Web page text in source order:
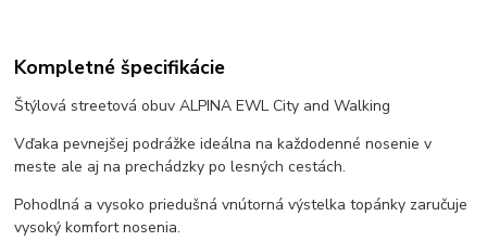
Kompletné špecifikácie
Štýlová streetová obuv ALPINA EWL City and Walking
Vďaka pevnejšej podrážke ideálna na každodenné nosenie v
meste ale aj na prechádzky po lesných cestách.
Pohodlná a vysoko priedušná vnútorná výstelka topánky zaručuje
vysoký komfort nosenia.